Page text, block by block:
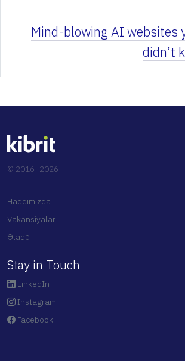
Mind-blowing AI websites
didn’t
© 2016–2026
Haqqımızda
Vakansiyalar
Əlaqə
Stay in Touch
LinkedIn
Instagram
Facebook